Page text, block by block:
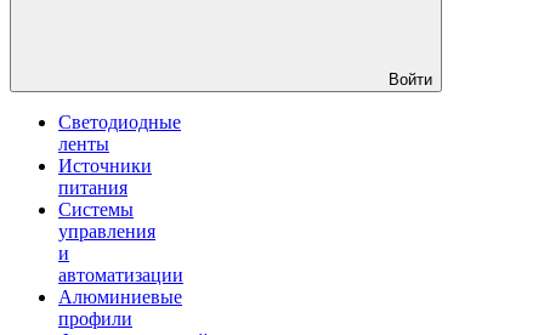
Войти
Светодиодные
ленты
Источники
питания
Системы
управления
и
автоматизации
Алюминиевые
профили